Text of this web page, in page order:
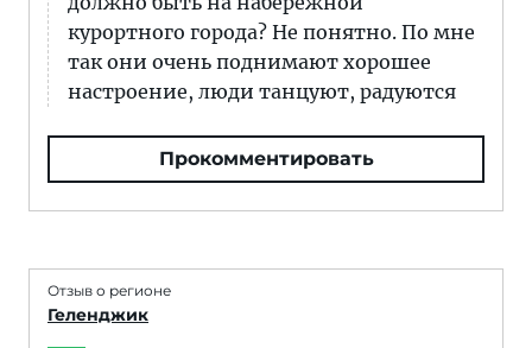
курортного города? Не понятно. По мне
так они очень поднимают хорошее
настроение, люди танцуют, радуются
Прокомментировать
Отзыв о регионе
Геленджик